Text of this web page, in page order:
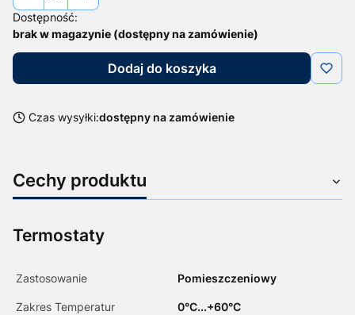
Dostępność:
brak w magazynie (dostępny na zamówienie)
Dodaj do koszyka
Czas wysyłki:dostępny na zamówienie
Cechy produktu
Termostaty
Zastosowanie Pomieszczeniowy
Zakres Temperatur 0°C...+60°C